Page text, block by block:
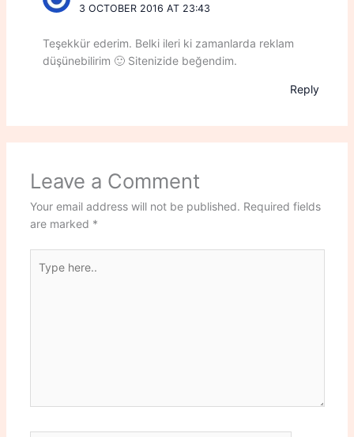
3 OCTOBER 2016 AT 23:43
Teşekkür ederim. Belki ileri ki zamanlarda reklam
düşünebilirim 🙂 Sitenizide beğendim.
Reply
Leave a Comment
Your email address will not be published. Required fields
are marked *
here..